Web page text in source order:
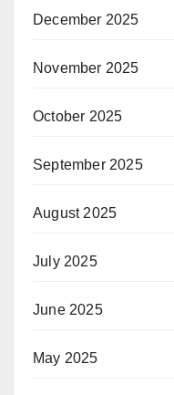
December 2025
November 2025
October 2025
September 2025
August 2025
July 2025
June 2025
May 2025